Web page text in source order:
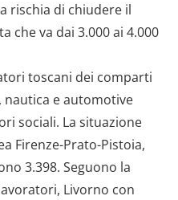
rischia di chiudere il
che va dai 3.000 ai 4.000
toscani dei comparti
nautica e automotive
sociali. La situazione
Firenze-Prato-Pistoia,
3.398. Seguono la
Livorno con